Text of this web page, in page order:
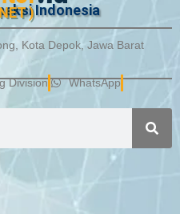
Indonesia
)
Kota Depok, Jawa Barat
Division
WhatsApp